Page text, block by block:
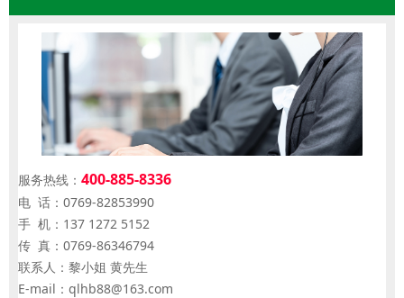
服务热线： 400-885-8336
电 话：0769-82853990
手 机：137 1272 5152
传 真：0769-86346794
联系人：黎小姐 黄先生
E-mail：qlhb88@163.com